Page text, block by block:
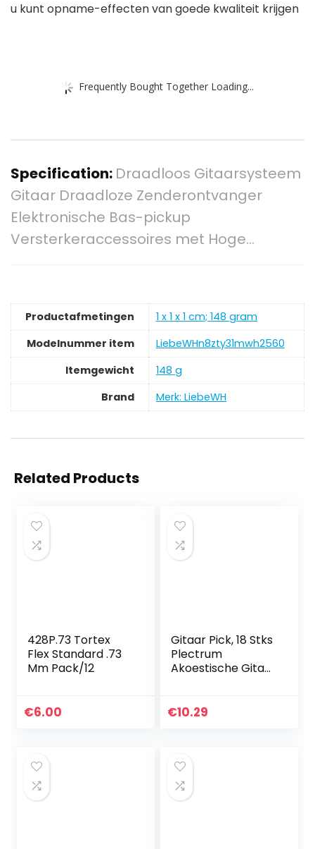
u kunt opname-effecten van goede kwaliteit krijgen
Frequently Bought Together Loading...
Specification: Draadloos Gitaarsysteem
Gitaar Draadloze Zenderontvanger
Elektronische Bas-pickup
Versterkeraccessoires met Hoge…
Productafmetingen
‎1 x 1 x 1 cm; 148 gram
Modelnummer item
‎LiebeWHn8zty31mwh2560
Itemgewicht
‎148 g
Brand
Merk: LiebeWH
Related Products
428P.73 Tortex
Flex Standard .73
Mm Pack/12
€6.00
Gitaar Pick, 18 Stks
Plectrum
Akoestische Gitaar
Pickups, Dikte
€10.29